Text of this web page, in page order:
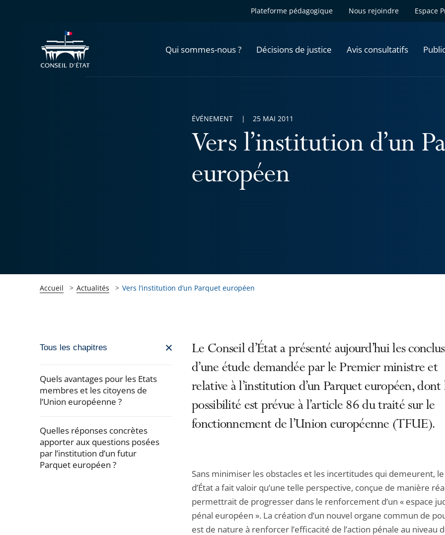
Plateforme pédagogique Nous rejoindre Espace
Qui sommes-nous ? Décisions de justice Avis consultatifs
Vers l’institution d’un
européen
ÉVÉNEMENT 25 MAI 2011
Accueil Actualités Vers l’institution d’un Parquet européen
Passer
navigation
de
l'article
arriver
après
Tous les chapitres
Quels avantages pour les Etats
membres et les citoyens de
l’Union européenne ?
Quelles réponses concrètes
apporter aux questions posées
par l’institution d’un futur
Parquet européen ?
Le Conseil d’État a présenté aujourd’hui les
d’une étude demandée par le Premier ministre et
relative à l’institution d’un Parquet européen, dont
possibilité est prévue à l’article 86 du traité sur le
fonctionnement de l’Union européenne (TFUE).
Sans minimiser les obstacles et les incertitudes qui demeurent,
d’État a fait valoir qu’une telle perspective, conçue de manière
permettrait de progresser dans le renforcement d’un « espace
pénal européen ». La création d’un nouvel organe commun de
est de nature à renforcer l’efficacité de l’action pénale au niveau